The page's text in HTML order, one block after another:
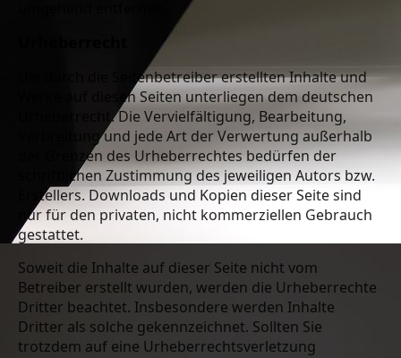
Die durch die Seitenbetreiber erstellten Inhalte und
Werke auf diesen Seiten unterliegen dem deutschen
Urheberrecht. Die Vervielfältigung, Bearbeitung,
Verbreitung und jede Art der Verwertung außerhalb
der Grenzen des Urheberrechtes bedürfen der
schriftlichen Zustimmung des jeweiligen Autors bzw.
Erstellers. Downloads und Kopien dieser Seite sind
nur für den privaten, nicht kommerziellen Gebrauch
gestattet.
Soweit die Inhalte auf dieser Seite nicht vom
Betreiber erstellt wurden, werden die Urheberrechte
Dritter beachtet. Insbesondere werden Inhalte
Dritter als solche gekennzeichnet. Sollten Sie
trotzdem auf eine Urheberrechtsverletzung